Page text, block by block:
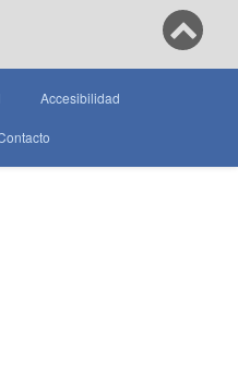
Accesibilidad